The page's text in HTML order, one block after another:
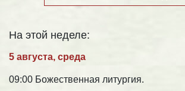
На этой неделе:
5 августа, среда
09:00 Божественная литургия.